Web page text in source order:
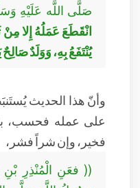
صَلَّى اللَّه عَلَيْهِ
انْقَطَعَ عَمَلُهُ إِلا
يُنْتَفَعُ بِهِ، وَوَلَدٌ
وأنّ هذا الحديث
على عمله فحسب،
فخير، وإن شراً فشر،
(( فعَنِ الْمُنْذِرِ